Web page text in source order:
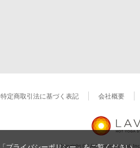
特定商取引法に基づく表記 会社概要
Copyright © LAVA International,